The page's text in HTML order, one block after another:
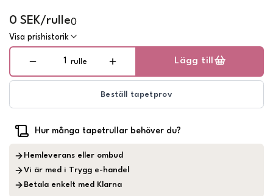
0 SEK/rulle0
Visa prishistorik
rulle Lägg till
Beställ tapetprov
Hur många tapetrullar behöver du?
Hemleverans eller ombud
Vi är med i Trygg e-handel
Betala enkelt med Klarna